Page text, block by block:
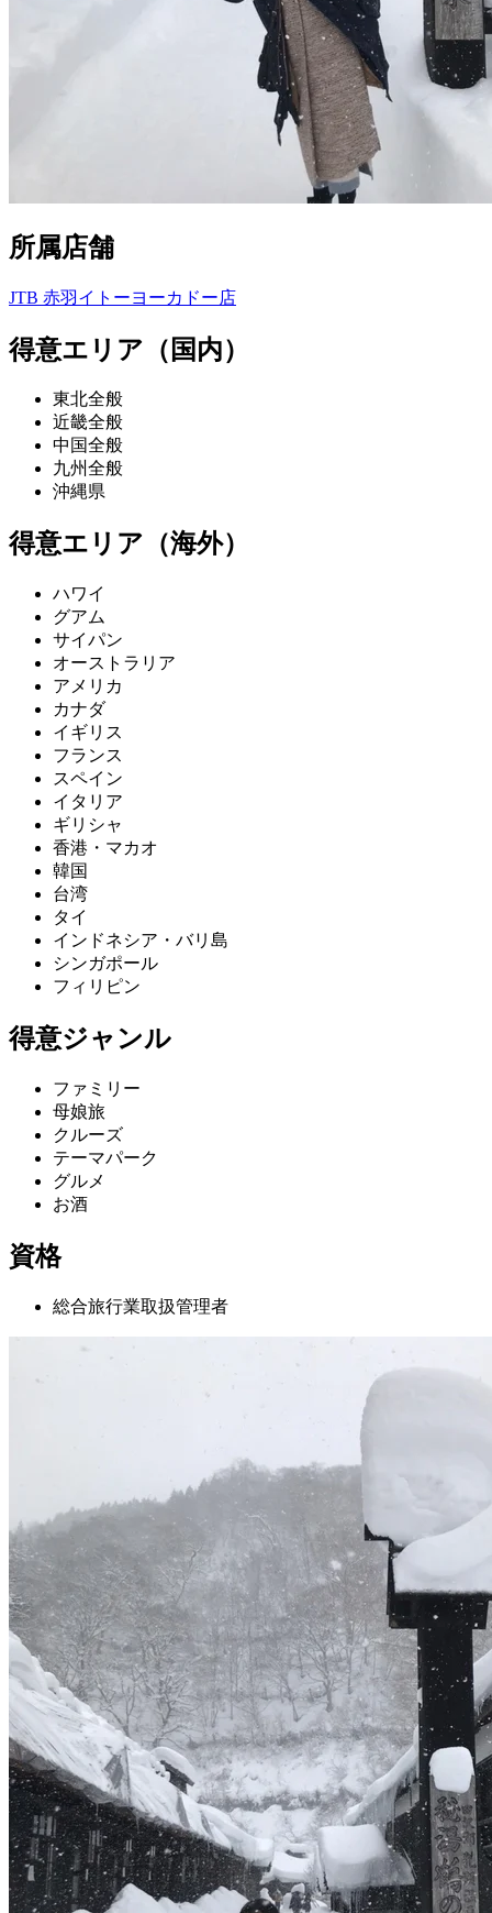
所属店舗
JTB 赤羽イトーヨーカドー店
得意エリア（国内）
東北全般
近畿全般
中国全般
九州全般
沖縄県
得意エリア（海外）
ハワイ
グアム
サイパン
オーストラリア
アメリカ
カナダ
イギリス
フランス
スペイン
イタリア
ギリシャ
香港・マカオ
韓国
台湾
タイ
インドネシア・バリ島
シンガポール
フィリピン
得意ジャンル
ファミリー
母娘旅
クルーズ
テーマパーク
グルメ
お酒
資格
総合旅行業取扱管理者